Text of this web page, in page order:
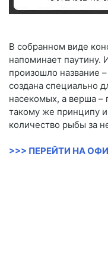
В собранном виде
напоминает паутину.
произошло название
создана специально
насекомых, а верша –
такому же принципу
количество рыбы за
>>> ПЕРЕЙТИ НА